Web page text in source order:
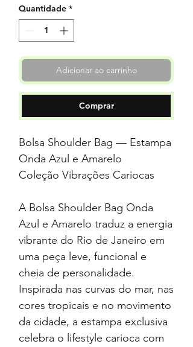
Quantidade *
Adicionar ao carrinho
Comprar
Bolsa Shoulder Bag — Estampa
Onda Azul e Amarelo
Coleção Vibrações Cariocas
A Bolsa Shoulder Bag Onda
Azul e Amarelo traduz a energia
vibrante do Rio de Janeiro em
uma peça leve, funcional e
cheia de personalidade.
Inspirada nas curvas do mar, nas
cores tropicais e no movimento
da cidade, a estampa exclusiva
celebra o lifestyle carioca com